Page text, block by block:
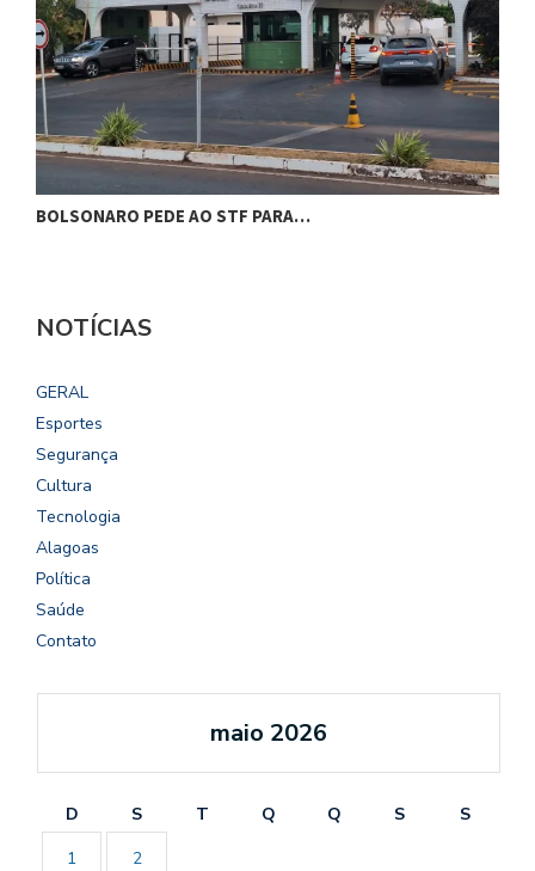
BOLSONARO PEDE AO STF PARA…
NOTÍCIAS
GERAL
Esportes
Segurança
Cultura
Tecnologia
Alagoas
Política
Saúde
Contato
maio 2026
D S T Q Q S
S
1
2